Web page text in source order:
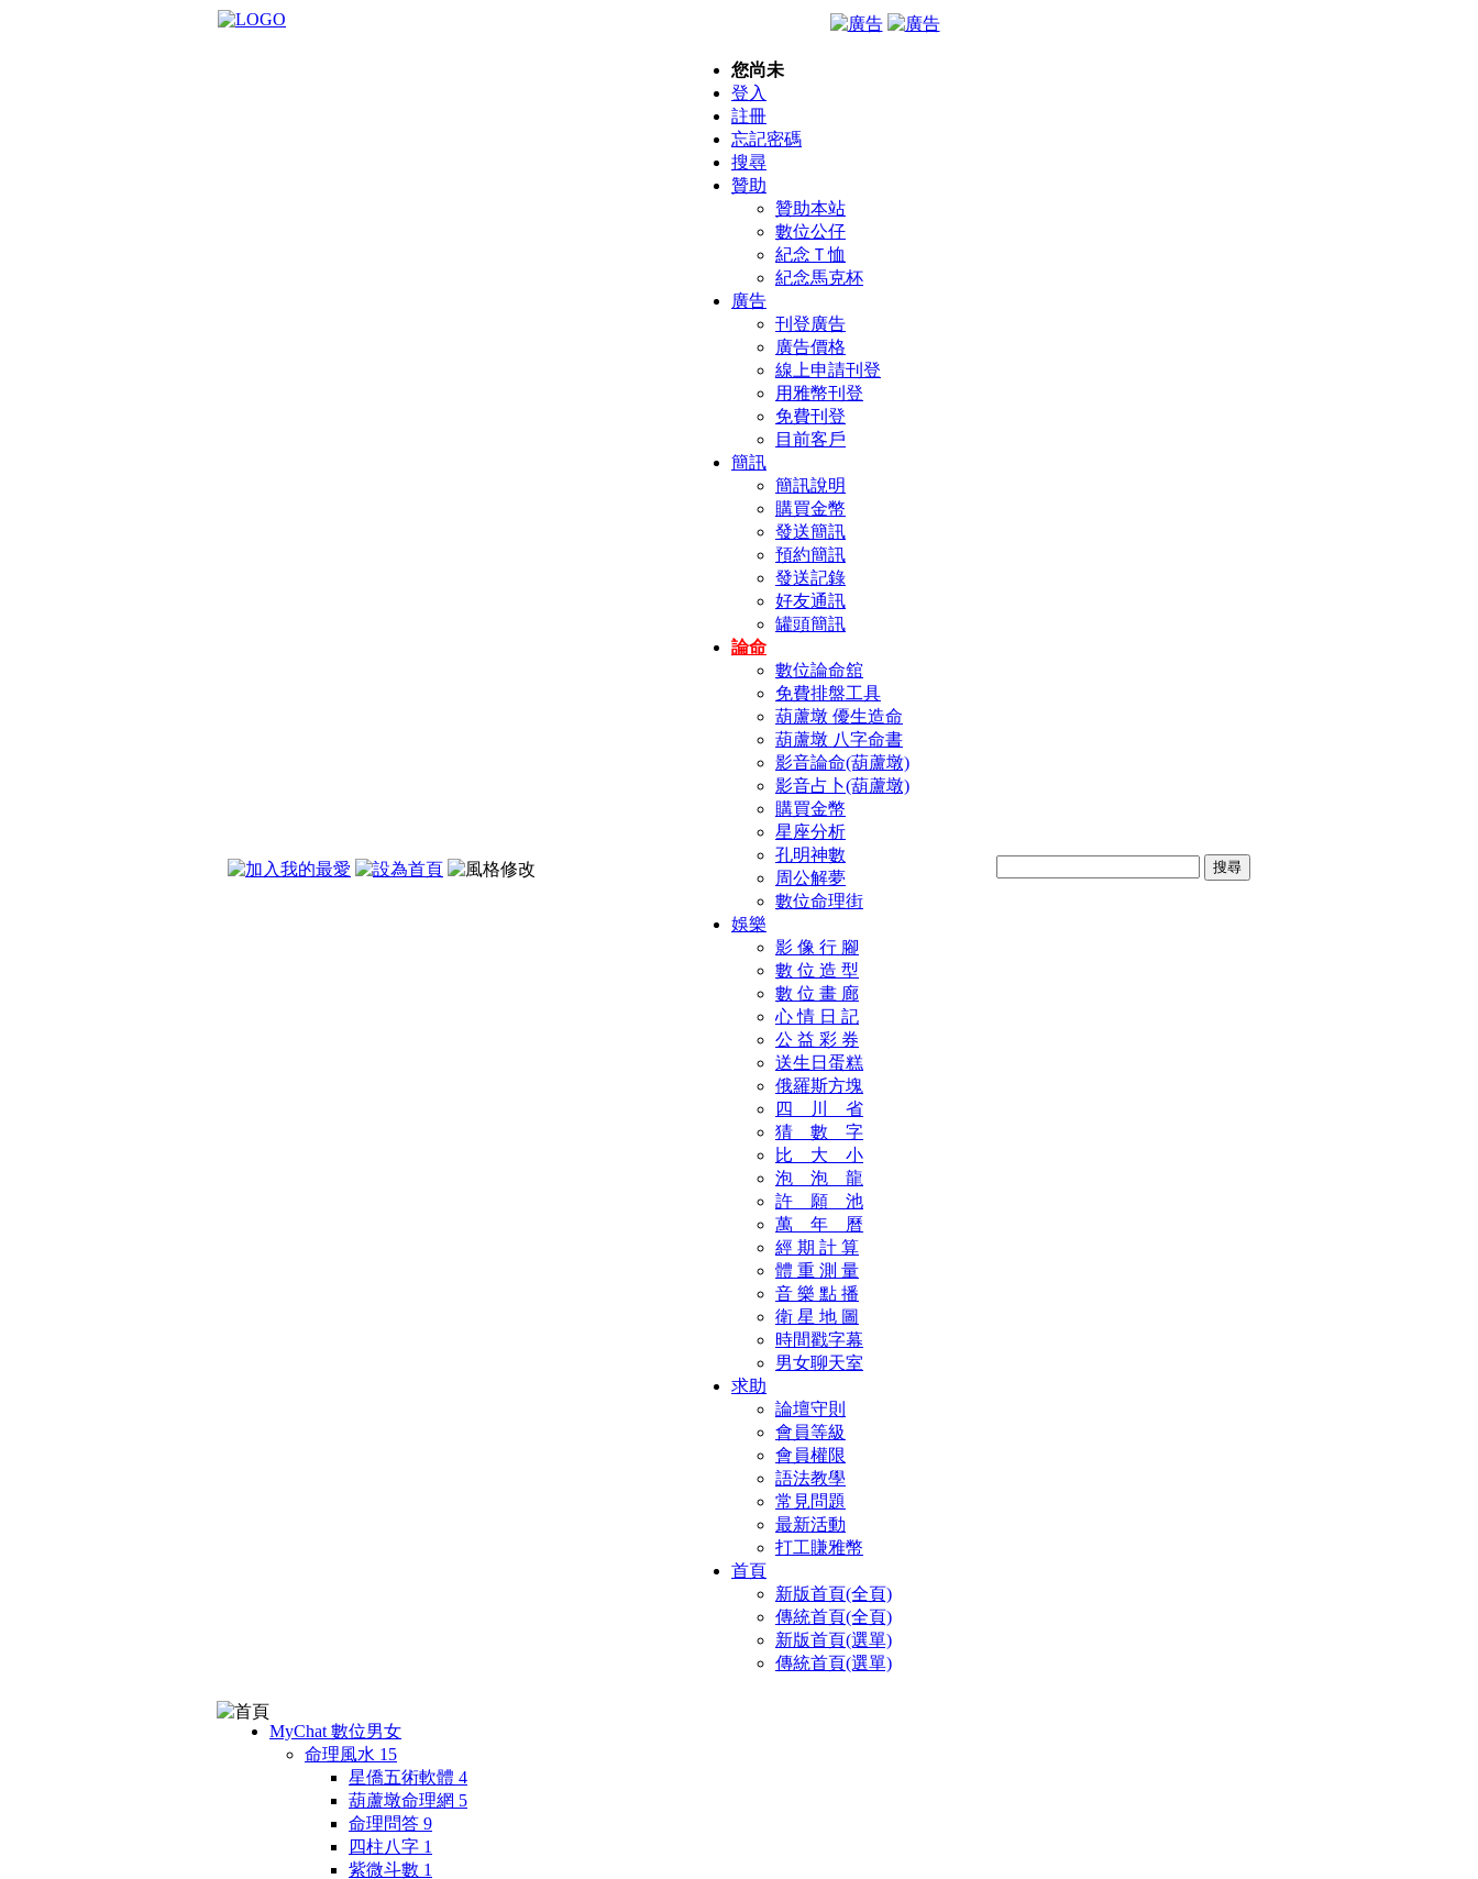
您尚未
登入
註冊
忘記密碼
搜尋
贊助
贊助本站
數位公仔
紀念Ｔ恤
紀念馬克杯
廣告
刊登廣告
廣告價格
線上申請刊登
用雅幣刊登
免費刊登
目前客戶
簡訊
簡訊說明
購買金幣
發送簡訊
預約簡訊
發送記錄
好友通訊
罐頭簡訊
論命
數位論命舘
免費排盤工具
葫蘆墩 優生造命
葫蘆墩 八字命書
影音論命(葫蘆墩)
影音占卜(葫蘆墩)
購買金幣
星座分析
孔明神數
周公解夢
數位命理街
娛樂
影 像 行 腳
數 位 造 型
數 位 畫 廊
心 情 日 記
公 益 彩 券
送生日蛋糕
俄羅斯方塊
四 川 省
猜 數 字
比 大 小
泡 泡 龍
許 願 池
萬 年 曆
經 期 計 算
體 重 測 量
音 樂 點 播
衛 星 地 圖
時間戳字幕
男女聊天室
求助
論壇守則
會員等級
會員權限
語法教學
常見問題
最新活動
打工賺雅幣
首頁
新版首頁(全頁)
傳統首頁(全頁)
新版首頁(選單)
傳統首頁(選單)
MyChat 數位男女
命理風水 15
星僑五術軟體 4
葫蘆墩命理網 5
命理問答 9
四柱八字 1
紫微斗數 1